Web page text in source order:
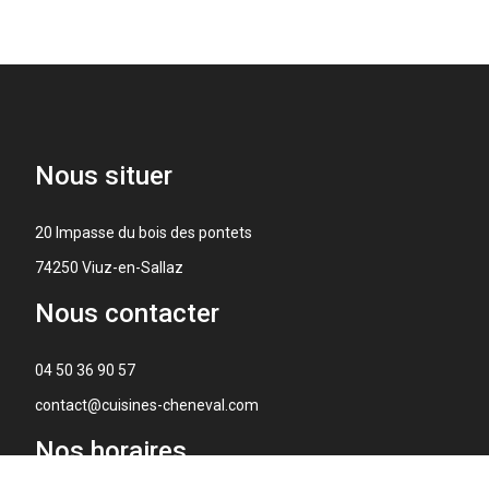
Nous situer
20 Impasse du bois des pontets
74250 Viuz-en-Sallaz
Nous contacter
04 50 36 90 57
contact@cuisines-cheneval.com
Nos horaires